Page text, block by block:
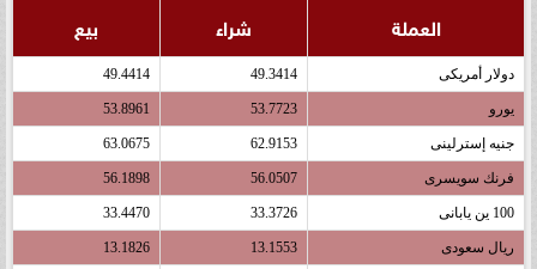
العملة شراء بيع
دولار أمريكى 49.3414
49.4414
يورو 53.7723
53.8961
جنيه إسترلينى 62.9153
63.0675
فرنك سويسرى 56.0507
56.1898
100 ين يابانى 33.3726
33.4470
ريال سعودى 13.1553
13.1826